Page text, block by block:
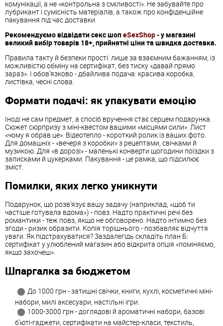
комунікації, а не «контрольна з сміливості». Не забувайте про
лубрикант і сумісність матеріалів, а також про конфіденційне
пакування під час доставки.
Рекомендуємо відвідати секс шопeSexShop- у магазині
великий вибір товарів 18+, прийнятні ціни та швидка доставка.
Правила такту й безпеки прості: лише за взаємним бажанням, із
можливістю обміну на сертифікат, без тиску «давай прямо
зараз». І обов’язково - дбайлива подача: красива коробка,
листівка, чесні слова.
Формати подачі: як упакувати емоцію
Іноді не сам предмет, а спосіб вручення стає серцем подарунка.
Сюжет сюрпризу з міні-квестом вашими «місцями сили». Лист
«чому я обрав це». Відеотепло - короткий ролик із ваших фото.
Для домашніх - «вечеря з коробки» з рецептами, свічками й
музикою. Для «в дорозі» - маленькі конверти щогодини поїздки з
записками й цукерками. Пакування - це рамка, що підсилює
зміст.
Помилки, яких легко уникнути
Подарунок, що розв’язує вашу задачу (наприклад, «щоб ти
частіше готувала вдома») - повз. Надто практичні речі без
романтики - теж повз, якщо не обговорено. Надто інтимно без
згоди - ризик образити. Копія торішнього - позбавляє відчуття
уваги. Як підстрахуватися? Заздалегідь складіть план Б:
сертифікат у улюблений магазин або відкрита опція «поміняємо,
якщо захочеш».
Шпаргалка за бюджетом
До 1000 грн - затишні свічки, книги, кухлі, косметичні міні-
набори, милі аксесуари, настільні ігри.
1000-3000 грн - доглядові й ароматичні набори, базові
б’юті-гаджети, сертифікати на майстер-класи, текстиль,